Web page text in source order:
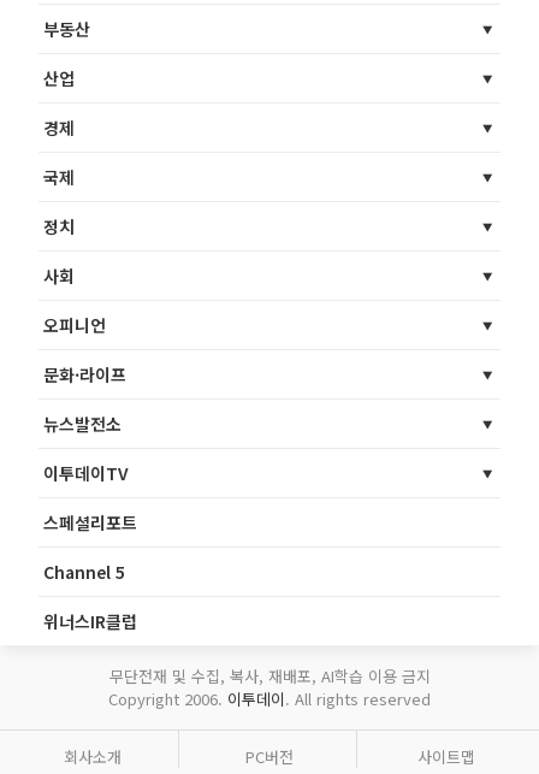
부동산
산업
경제
국제
정치
사회
오피니언
문화·라이프
뉴스발전소
이투데이TV
스페셜리포트
Channel 5
위너스IR클럽
무단전재 및 수집, 복사, 재배포, AI학습 이용 금지
Copyright 2006. 이투데이. All rights reserved
회사소개 PC버전 사이트맵